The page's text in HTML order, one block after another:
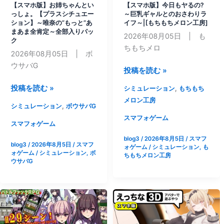
【スマホ版】お姉ちゃんとい
っしょ。【プラスシチュエー
ション】～唯奈の“もっと”あ
まあま全肯定～全部入りパッ
ク
2026年08月05日 | ボ
ウサバG
【ス
ホ
版】
姉
ち
と
い
っ
投稿を読む »
シミュレーション, ボウサバG
スマフォゲーム
blog3 /2026年8月5日 / スマフ
ォゲーム/ シミュレーション, ボ
ウサバG
【スマホ版】今日もヤるの?
～巨乳ギャルとのおさわりラ
イフ～|[もちもちメロン工房]
2026年08月05日 | も
ちもちメロ
【ス
ホ
版】
今
も
ヤ
～
巨
乳
投稿を読む »
シミュレーション, もちもち
メロン工房
スマフォゲーム
blog3 /2026年8月5日 / スマフ
ォゲーム/ シミュレーション, も
ちもちメロン工房